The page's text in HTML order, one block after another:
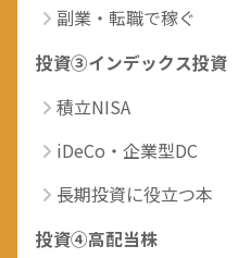
副業・転職で稼ぐ
投資③インデックス投資
積立NISA
iDeCo・企業型DC
長期投資に役立つ本
投資④高配当株